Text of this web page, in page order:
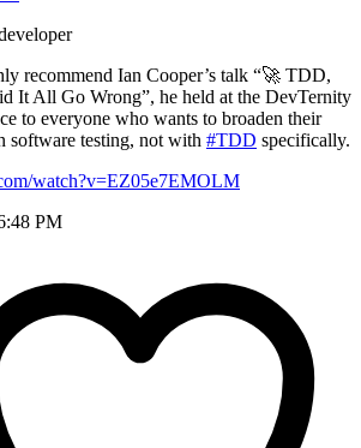
recommend Ian Cooper’s talk “🚀 TDD,
It All Go Wrong”, he held at the DevTernity
to everyone who wants to broaden their
software testing, not with #TDD specifically.
watch?v=EZ05e7EMOLM
PM